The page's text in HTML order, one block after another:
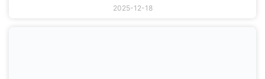
2025-12-18